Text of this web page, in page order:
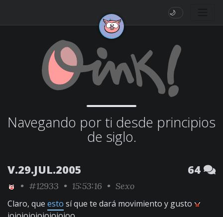
🌙
Navegando por ti desde principios
de siglo.
V.29.JUL.2005 64
• #12933 • 15:53:16 • Sexo
Claro, que esto sí que te dará movimiento y gusto